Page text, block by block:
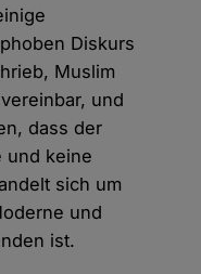
Diskurs
Muslim
und
dass der
und keine
sich um
und
ist.